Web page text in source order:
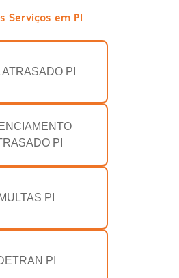
Serviços em PI
ATRASADO PI
PI
MULTAS PI
PI